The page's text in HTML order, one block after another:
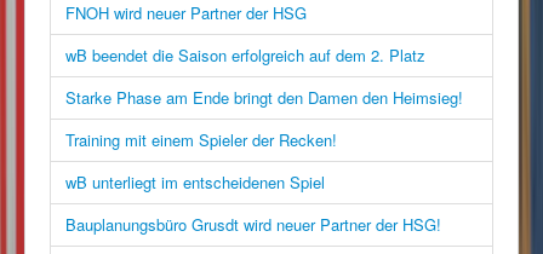
FNOH wird neuer Partner der HSG
wB beendet die Saison erfolgreich auf dem 2. Platz
Starke Phase am Ende bringt den Damen den Heimsieg!
Training mit einem Spieler der Recken!
wB unterliegt im entscheidenen Spiel
Bauplanungsbüro Grusdt wird neuer Partner der HSG!